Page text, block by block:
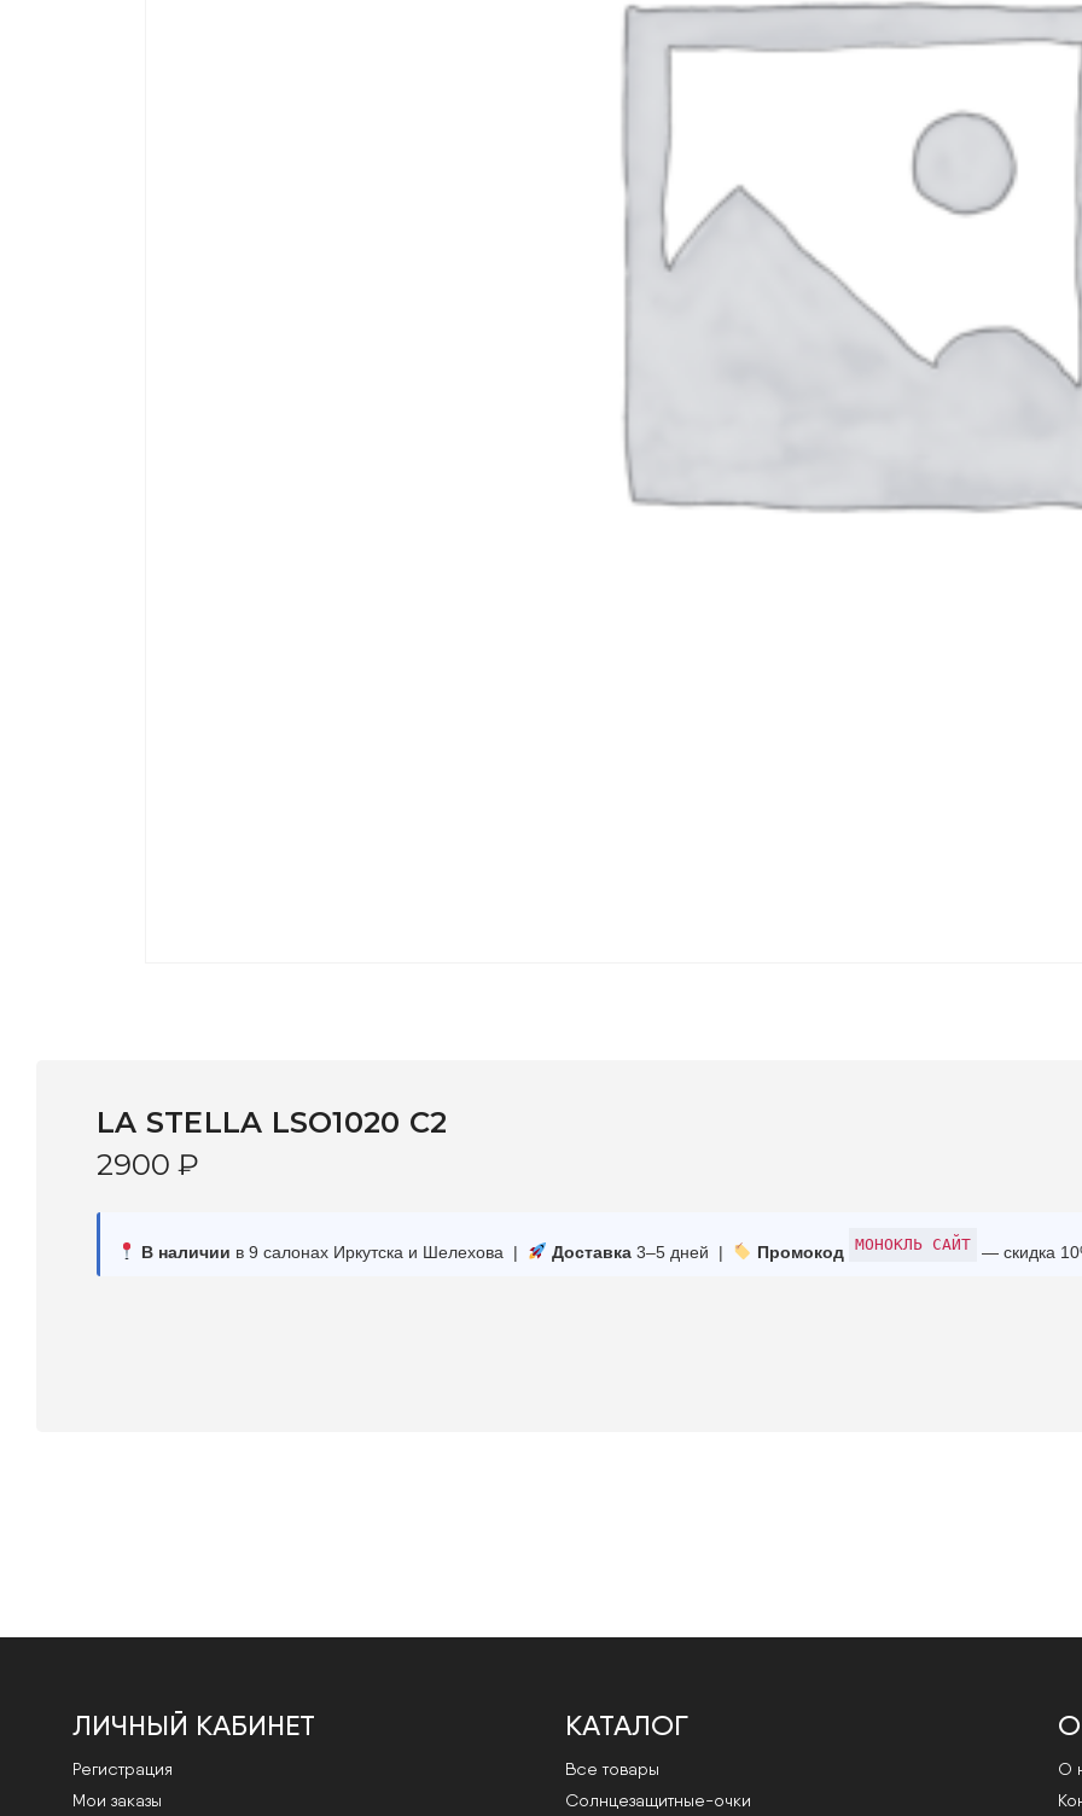
LA STELLA LSO1020 C2
2900 ₽
В наличии в 9 салонах Иркутска и Шелехова | Доставка3–5 дней | Промокод МОНОКЛЬ САЙТ — скидка
ЛИЧНЫЙ КАБИНЕТ
Регистрация
Мои заказы
КАТАЛОГ
Все товары
Cолнцезащитные-очки
О